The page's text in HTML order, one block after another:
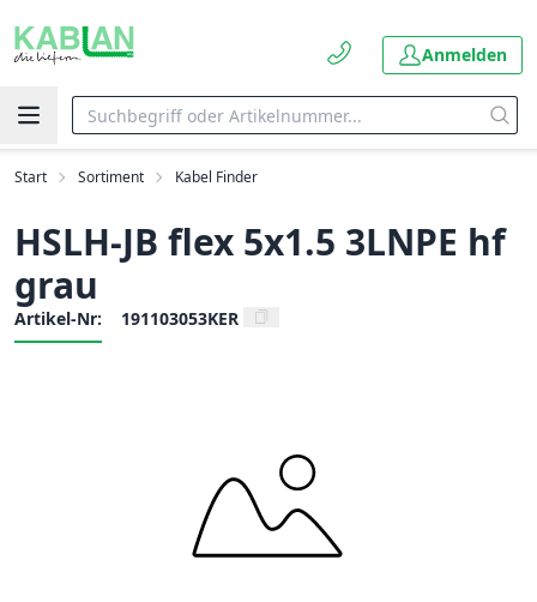
Anmelden
Start Sortiment Kabel Finder
HSLH-JB flex 5x1.5 3LNPE hf
grau
Artikel-Nr: 191103053KER